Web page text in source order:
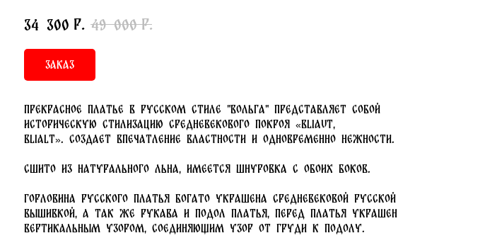
34 300 р. 49 000 р.
Заказ
Прекрасное платье в русском стиле "Вольга" представляет собой
историческую стилизацию средневекового покроя «bliaut,
blialt». Создает впечатление властности и одновременно нежности.
Сшито из натурального льна, имеется шнуровка с обоих боков.
Горловина русского платья богато украшена средневековой русской
вышивкой, а так же рукава и подол платья, перед платья украшен
вертикальным узором, соединяющим узор от груди к подолу.